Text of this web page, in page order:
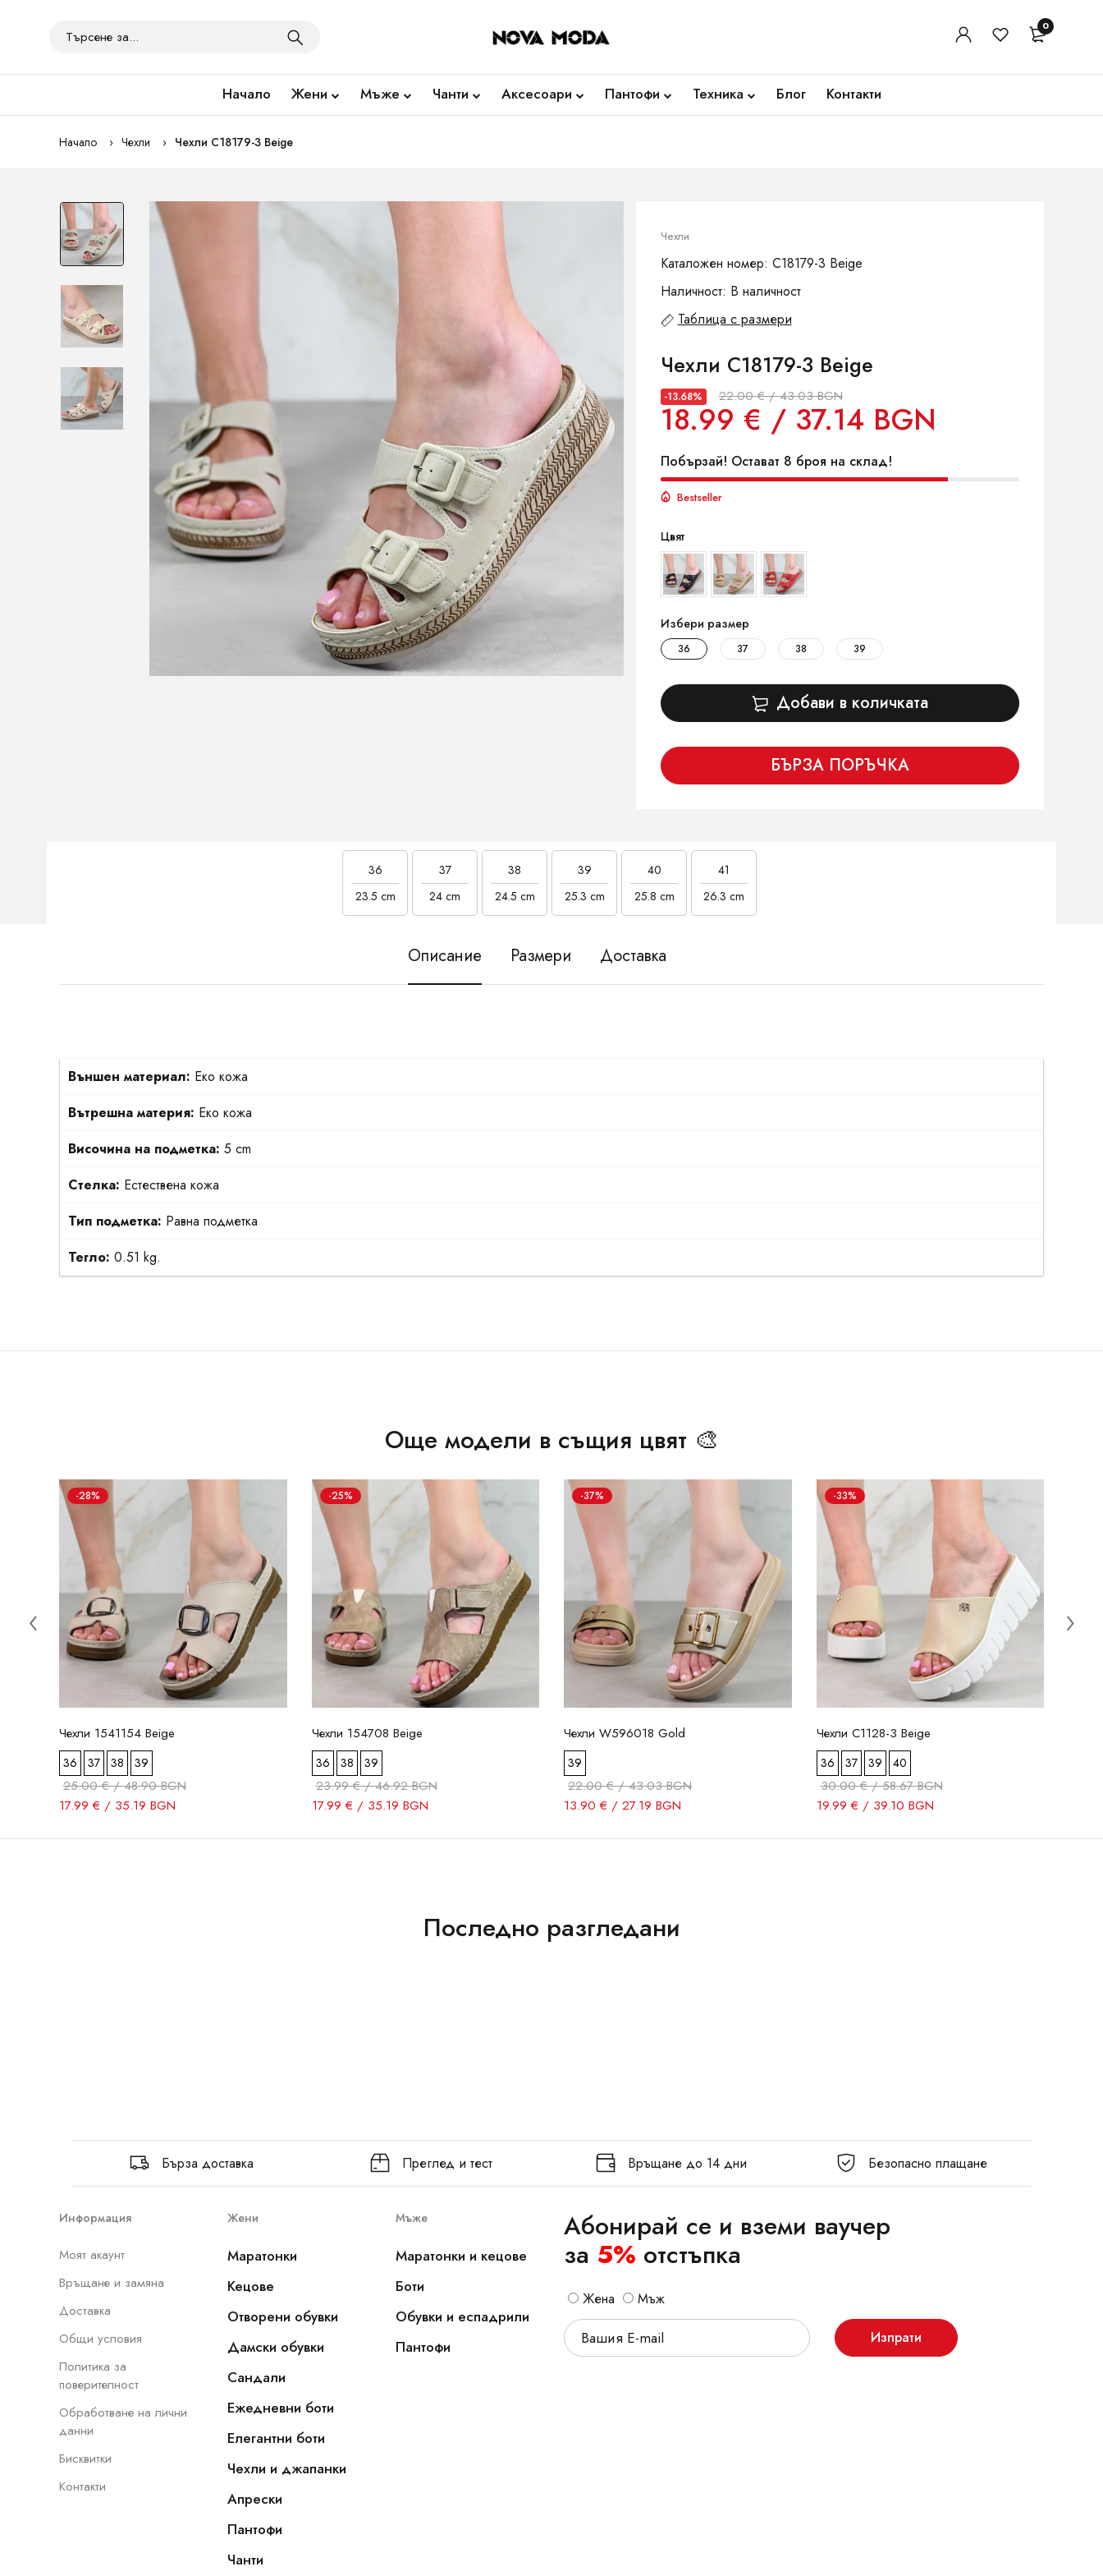
0
Начало Жени Мъже Чанти Аксесоари Пантофи Техника Блог Контакти
Начало Чехли Чехли C18179-3 Beige
Чехли
Каталожен номер: C18179-3 Beige
Наличност: В наличност
Таблица с размери
Чехли C18179-3 Beige
-13.68% 22.00 € / 43.03 BGN
18.99 € / 37.14 BGN
Побързай! Остават 8 броя на склад!
Bestseller
Цвят
Избери размер
36 37 38 39
Добави в количката
БЪРЗА ПОРЪЧКА
36
23.5 cm
37
24 cm
38
24.5 cm
39
25.3 cm
40
25.8 cm
41
26.3 cm
Описание Размери Доставка
Външен материал: Еко кожа
Вътрешна материя: Еко кожа
Височина на подметка: 5 cm
Стелка: Естествена кожа
Тип подметка: Равна подметка
Тегло: 0.51 kg.
Още модели в същия цвят 🎨
-28%
Чехли 1541154 Beige
36 37 38 39
25.00 € / 48.90 BGN
17.99 € / 35.19 BGN
-25%
Чехли 154708 Beige
36 38 39
23.99 € / 46.92 BGN
17.99 € / 35.19 BGN
-37%
Чехли W596018 Gold
39
22.00 € / 43.03 BGN
13.90 € / 27.19 BGN
-33%
Чехли C1128-3 Beige
36 37 39 40
30.00 € / 58.67 BGN
19.99 € / 39.10 BGN
Последно разгледани
Бърза доставка Преглед и тест Връщане до 14 дни Безопасно плащане
Информация
Моят акаунт
Връщане и замяна
Доставка
Общи условия
Политика за
поверителност
Обработване на лични
данни
Бисквитки
Контакти
Жени
Маратонки
Кецове
Отворени обувки
Дамски обувки
Сандали
Ежедневни боти
Елегантни боти
Чехли и джапанки
Апрески
Пантофи
Чанти
Мъже
Маратонки и кецове
Боти
Обувки и еспадрили
Пантофи
Абонирай се и вземи ваучер
за 5% отстъпка
Жена Мъж
Изпрати